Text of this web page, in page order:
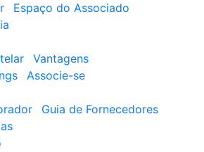
Espaço do Associado
Vantagens
Associe-se
Guia de Fornecedores